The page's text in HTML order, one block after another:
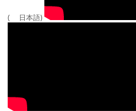
( 日本語)